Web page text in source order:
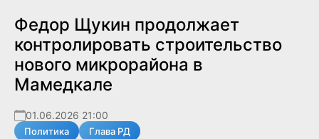
Федор Щукин продолжает
контролировать строительство
нового микрорайона в
Мамедкале
01.06.2026 21:00
Политика Глава РД